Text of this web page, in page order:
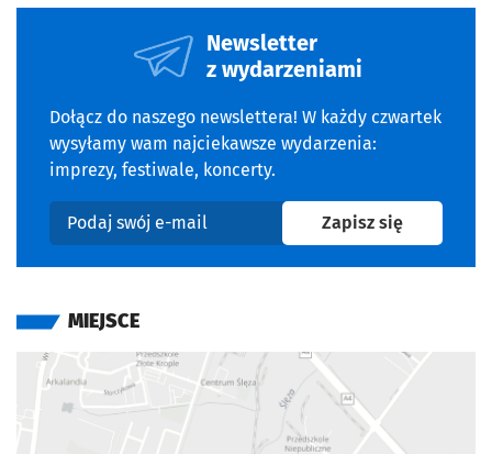
Newsletter
z wydarzeniami
Dołącz do naszego newslettera! W każdy czwartek
wysyłamy wam najciekawsze wydarzenia:
imprezy, festiwale, koncerty.
Podaj swój e-mail
Zapisz sięna
MIEJSCE